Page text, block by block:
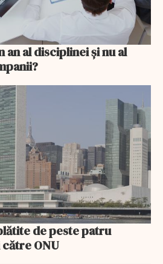
an al disciplinei și nu al
de peste patru
ONU